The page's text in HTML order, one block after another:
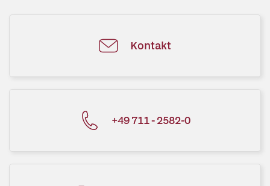
Kontakt
+49 711 - 2582-0